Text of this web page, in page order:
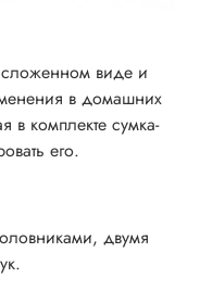
сложенном виде и
в домашних
комплекте сумка-
его.
двумя